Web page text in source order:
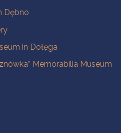
Dębno
in Dołęga
Memorabilia Museum